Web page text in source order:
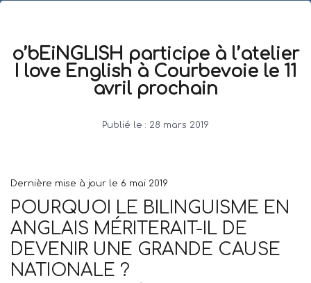
o’bEiNGLISH participe à l’atelier
I love English à Courbevoie le 11
avril prochain
Publié le : 28 mars 2019
Dernière mise à jour le 6 mai 2019
POURQUOI LE BILINGUISME EN
ANGLAIS MÉRITERAIT-IL DE
DEVENIR UNE GRANDE CAUSE
NATIONALE ?